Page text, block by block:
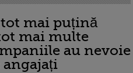
mai puțină
mai multe
au nevoie
angajați